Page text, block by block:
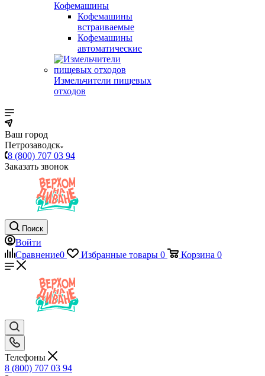
Кофемашины
Кофемашины
встраиваемые
Кофемашины
автоматические
Измельчители пищевых
отходов
Ваш город
Петрозаводск
8 (800) 707 03 94
Заказать звонок
Поиск
Войти
Сравнение0 Избранные товары 0 Корзина 0
Телефоны
8 (800) 707 03 94